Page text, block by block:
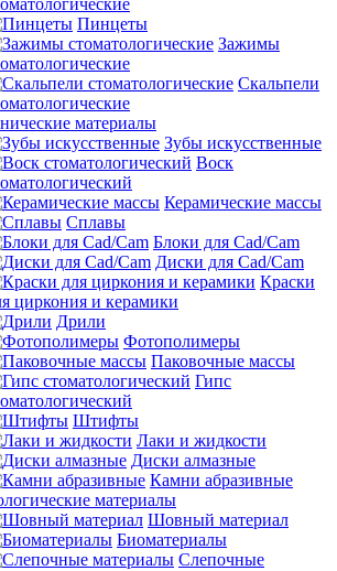
Пинцеты
Зажимы
Скальпели
материалы
Зубы искусственные
Воск
Керамические массы
Сплавы
Блоки для Cad/Cam
Диски для Cad/Cam
Краски
циркония и керамики
Дрили
Фотополимеры
Паковочные массы
Гипс
Штифты
Лаки и жидкости
Диски алмазные
Камни абразивные
материалы
Шовный материал
Биоматериалы
Слепочные